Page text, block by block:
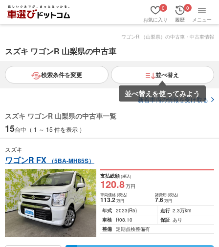
お気に入り
0
履歴
0
メニュー
ワゴンR （山梨県）の中古車・中古車情報
スズキ ワゴンR 山梨県の中古車
検索条件を変更 並べ替え
並べ替えを使ってみよう
新着車両の情報を受け取る
スズキ ワゴンR 山梨県の中古車一覧
15台中（ 1 ～ 15 件を表示 ）
スズキ
ワゴンR FX （5BA-MH85S）
支払総額(税込)
120.8万円
車両価格(税込)
113.2万円
諸費用 (税込)
7.6 万円
年式 2023(R5) 走行 2.3万km
車検
R08.10 保証 あり
整備 定期点検整備有